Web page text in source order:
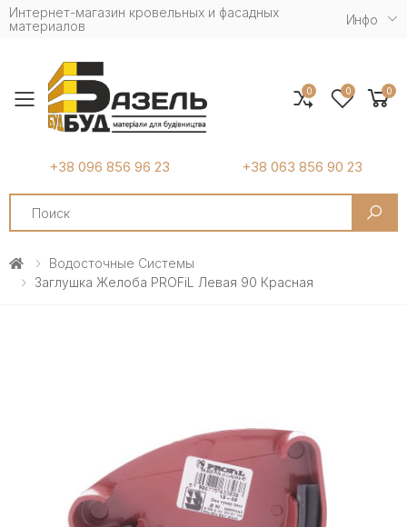
Интернет-магазин кровельных и фасадных
материалов
Инфо
Toggle mobile menu
+38 096 856 96 23 +38 063 856 90 23
Search
0 0 0
Водосточные Системы
Заглушка Желоба PROFiL Левая 90 Красная